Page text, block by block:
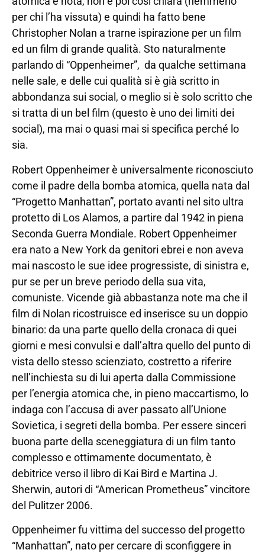
per chi l’ha vissuta) e quindi ha fatto bene
Christopher Nolan a trarne ispirazione per un film
ed un film di grande qualità. Sto naturalmente
parlando di “Oppenheimer”, da qualche settimana
nelle sale, e delle cui qualità si è già scritto in
abbondanza sui social, o meglio si è solo scritto che
si tratta di un bel film (questo è uno dei limiti dei
social), ma mai o quasi mai si specifica perché lo
sia.
Robert Oppenheimer è universalmente riconosciuto
come il padre della bomba atomica, quella nata dal
“Progetto Manhattan”, portato avanti nel sito ultra
protetto di Los Alamos, a partire dal 1942 in piena
Seconda Guerra Mondiale. Robert Oppenheimer
era nato a New York da genitori ebrei e non aveva
mai nascosto le sue idee progressiste, di sinistra e,
pur se per un breve periodo della sua vita,
comuniste. Vicende già abbastanza note ma che il
film di Nolan ricostruisce ed inserisce su un doppio
binario: da una parte quello della cronaca di quei
giorni e mesi convulsi e dall’altra quello del punto di
vista dello stesso scienziato, costretto a riferire
nell’inchiesta su di lui aperta dalla Commissione
per l’energia atomica che, in pieno maccartismo, lo
indaga con l’accusa di aver passato all’Unione
Sovietica, i segreti della bomba. Per essere sinceri
buona parte della sceneggiatura di un film tanto
complesso e ottimamente documentato, è
debitrice verso il libro di Kai Bird e Martina J.
Sherwin, autori di “American Prometheus” vincitore
del Pulitzer 2006.
Oppenheimer fu vittima del successo del progetto
“Manhattan”, nato per cercare di sconfiggere in